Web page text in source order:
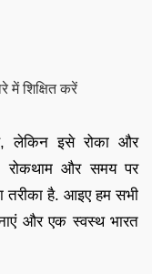
में शिक्षित करें
लेकिन इसे रोका और
रोकथाम और समय पर
तरीका है. आइए हम सभी
और एक स्वस्थ भारत